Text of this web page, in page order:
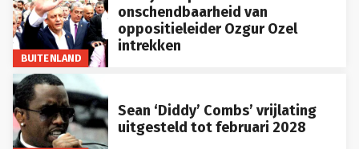
BUITENLAND
onschendbaarheid van
oppositieleider Ozgur Ozel
intrekken
Sean ‘Diddy’ Combs’ vrijlating
uitgesteld tot februari 2028